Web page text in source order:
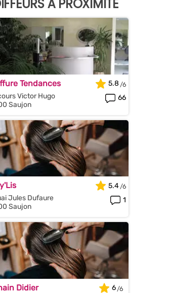
À PROXIMITÉ
Tendances
Victor Hugo
Saujon
5.8
66
Jules Dufaure
Saujon
5.4
1
Didier
6